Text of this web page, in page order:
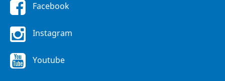
Facebook
Instagram
Youtube